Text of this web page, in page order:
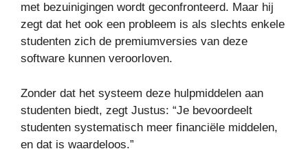
met bezuinigingen wordt geconfronteerd. Maar hij
zegt dat het ook een probleem is als slechts enkele
studenten zich de premiumversies van deze
software kunnen veroorloven.
Zonder dat het systeem deze hulpmiddelen aan
studenten biedt, zegt Justus: “Je bevoordeelt
studenten systematisch meer financiële middelen,
en dat is waardeloos.”